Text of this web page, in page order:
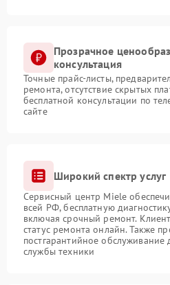
Прозрачное
консультация
Точные прайс-листы,
ремонта, отсутствие скрытых
бесплатной консультации по
сайте
Широкий спектр услуг
Сервисный центр Miele
всей РФ, бесплатную
включая срочный ремонт.
статус ремонта онлайн. Также
постгарантийное обслуживание
службы техники